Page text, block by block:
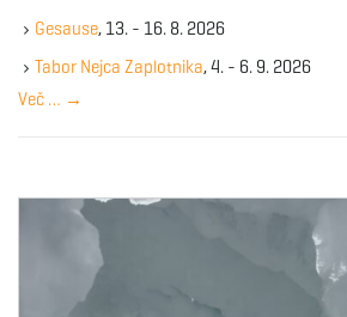
e
y
w
r
Gesause, 13. - 16. 8. 2026
Tabor Nejca Zaplotnika, 4. - 6. 9. 2026
Več … →